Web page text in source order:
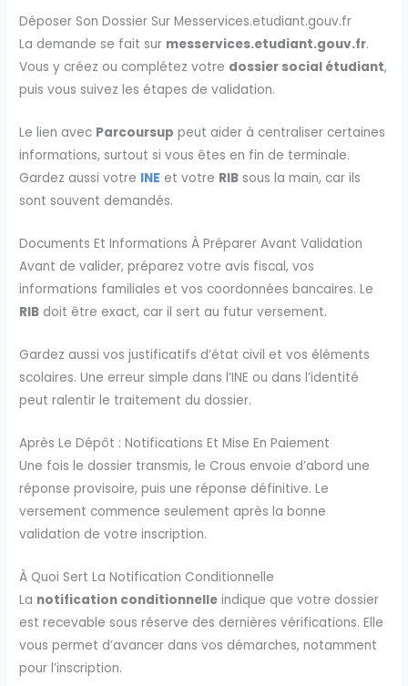
Déposer Son Dossier Sur Messervices.etudiant.gouv.fr
La demande se fait sur messervices.etudiant.gouv.fr.
Vous y créez ou complétez votre dossier social étudiant,
puis vous suivez les étapes de validation.
Le lien avec Parcoursup peut aider à centraliser certaines
informations, surtout si vous êtes en fin de terminale.
Gardez aussi votre INE et votre RIB sous la main, car ils
sont souvent demandés.
Documents Et Informations À Préparer Avant Validation
Avant de valider, préparez votre avis fiscal, vos
informations familiales et vos coordonnées bancaires. Le
RIB doit être exact, car il sert au futur versement.
Gardez aussi vos justificatifs d’état civil et vos éléments
scolaires. Une erreur simple dans l’INE ou dans l’identité
peut ralentir le traitement du dossier.
Après Le Dépôt : Notifications Et Mise En Paiement
Une fois le dossier transmis, le Crous envoie d’abord une
réponse provisoire, puis une réponse définitive. Le
versement commence seulement après la bonne
validation de votre inscription.
À Quoi Sert La Notification Conditionnelle
La notification conditionnelle indique que votre dossier
est recevable sous réserve des dernières vérifications. Elle
vous permet d’avancer dans vos démarches, notamment
pour l’inscription.